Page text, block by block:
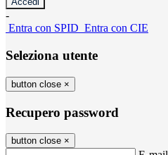
-
Entra con SPID Entra con CIE
Seleziona utente
button close ×
Recupero password
button close ×